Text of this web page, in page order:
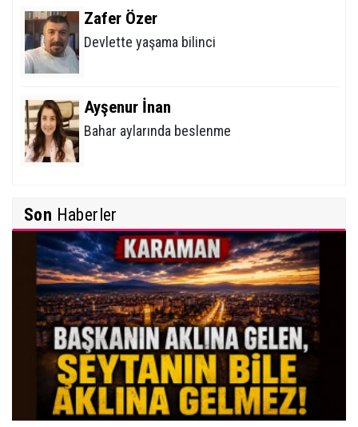
Zafer Özer
Devlette yaşama bilinci
Ayşenur İnan
Bahar aylarında beslenme
Tiroid Nodüllerine (Bezelerine) Yaklaşım
İbrahim Solmaz
Yunus Emre Türkçe'nin Nesi Olur?
Davut Karaman
Neme lazım, biri yapar!
Son Haberler